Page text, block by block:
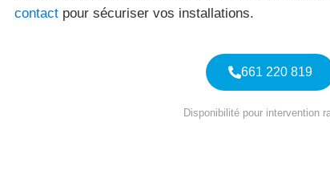
contact pour sécuriser vos installations.
661 220 819
Disponibilité pour intervention